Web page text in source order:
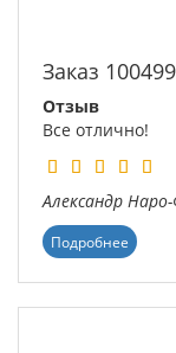
Заказ 100499
Отзыв
Все отлично!
Александр
Подробнее